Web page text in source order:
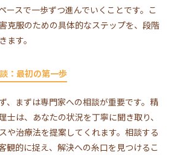
ースで一歩ずつ進んでいくことです。こ
克服のための具体的なステップを、段階
ます。
：最初の第一歩
、まずは専門家への相談が重要です。精
士は、あなたの状況を丁寧に聞き取り、
や治療法を提案してくれます。相談する
観的に捉え、解決への糸口を見つけるこ